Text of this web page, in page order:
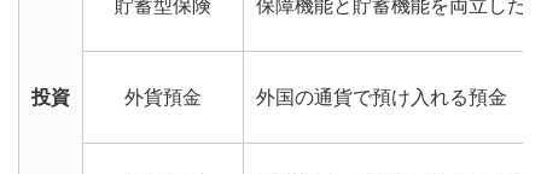
投資
貯蓄型保険 保障機能と貯蓄機能を両立した
外貨預金 外国の通貨で預け入れる預金